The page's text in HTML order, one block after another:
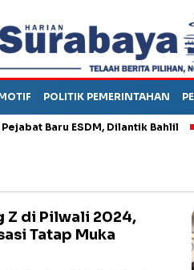
POLITIK PEMERINTAHAN
Baru ESDM, Dilantik Bahlil
Z di Pilwali 2024,
Tatap Muka